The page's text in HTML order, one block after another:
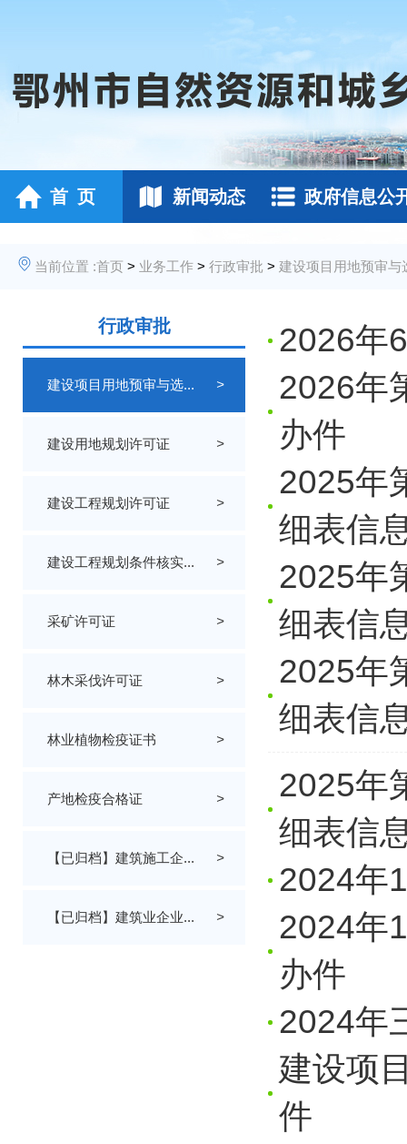
首 页 新闻动态 政府信息公
当前位置 :首页 > 业务工作 > 行政审批 > 建设项目用地预审与
行政审批
建设项目用地预审与选... >
建设用地规划许可证 >
建设工程规划许可证 >
建设工程规划条件核实... >
采矿许可证 >
林木采伐许可证 >
林业植物检疫证书 >
产地检疫合格证 >
【已归档】建筑施工企... >
【已归档】建筑业企业... >
2026年
2026年
办件
2025年
细表信
2025年
细表信
2025年
细表信
2025年
细表信
2024年
2024年
办件
2024年
建设项
件